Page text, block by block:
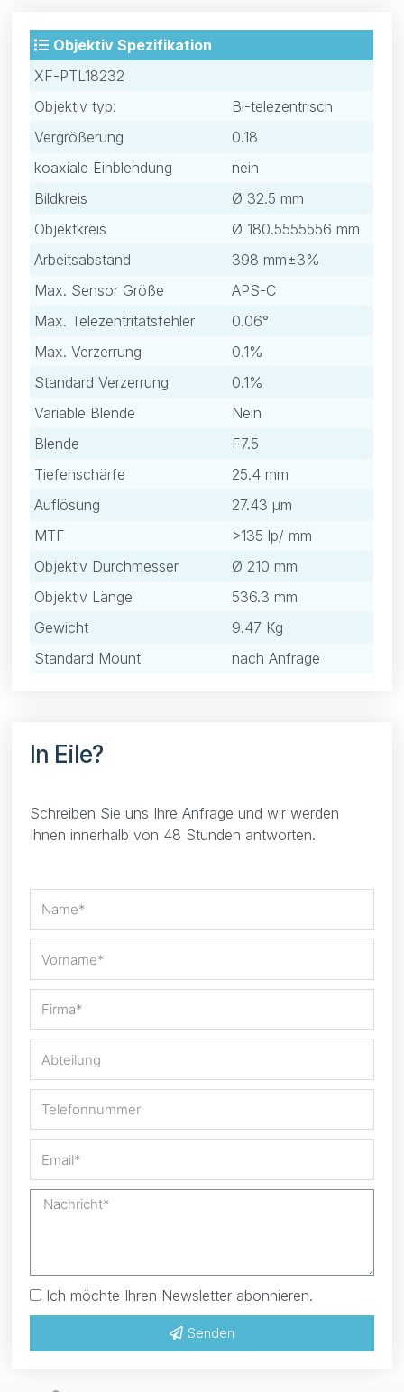
Objektiv Spezifikation
XF-PTL18232
Objektiv typ:
Bi-telezentrisch
Vergrößerung
0.18
koaxiale Einblendung
nein
Bildkreis
Ø 32.5 mm
Objektkreis
Ø 180.5555556 mm
Arbeitsabstand
398 mm±3%
Max. Sensor Größe
APS-C
Max. Telezentritätsfehler
0.06°
Max. Verzerrung
0.1%
Standard Verzerrung
0.1%
Variable Blende
Nein
Blende
F7.5
Tiefenschärfe
25.4 mm
Auflösung
27.43 μm
MTF
>135 lp/ mm
Objektiv Durchmesser
Ø 210 mm
Objektiv Länge
536.3 mm
Gewicht
9.47 Kg
Standard Mount
nach Anfrage
In Eile?
Schreiben Sie uns Ihre Anfrage und wir werden
Ihnen innerhalb von 48 Stunden antworten.
Ich möchte Ihren Newsletter abonnieren.
Senden